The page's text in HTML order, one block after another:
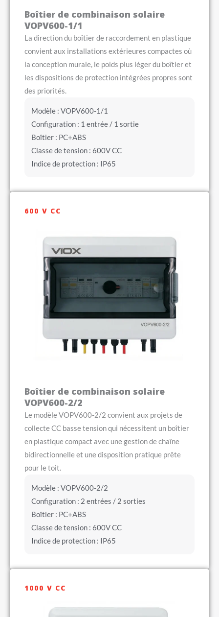
Boîtier de combinaison solaire
VOPV600-1/1
La direction du boîtier de raccordement en plastique
convient aux installations extérieures compactes où
la conception murale, le poids plus léger du boîtier et
les dispositions de protection intégrées propres sont
des priorités.
Modèle : VOPV600-1/1
Configuration : 1 entrée / 1 sortie
Boîtier : PC+ABS
Classe de tension : 600V CC
Indice de protection : IP65
600 V CC
Boîtier de combinaison solaire
VOPV600-2/2
Le modèle VOPV600-2/2 convient aux projets de
collecte CC basse tension qui nécessitent un boîtier
en plastique compact avec une gestion de chaîne
bidirectionnelle et une disposition pratique prête
pour le toit.
Modèle : VOPV600-2/2
Configuration : 2 entrées / 2 sorties
Boîtier : PC+ABS
Classe de tension : 600V CC
Indice de protection : IP65
1000 V CC